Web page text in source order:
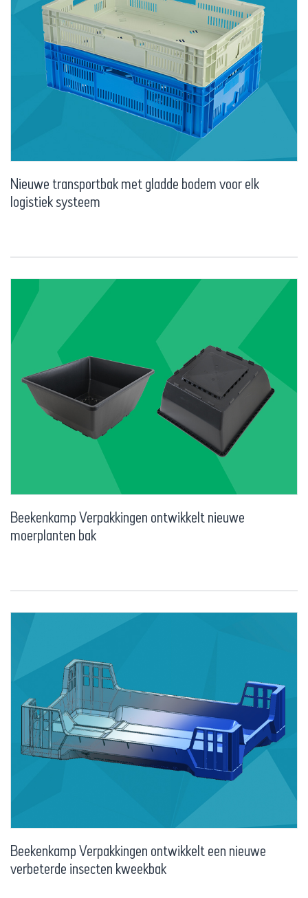
Nieuwe transportbak met gladde bodem voor elk
logistiek systeem
Beekenkamp Verpakkingen ontwikkelt nieuwe
moerplanten bak
Beekenkamp Verpakkingen ontwikkelt een nieuwe
verbeterde insecten kweekbak